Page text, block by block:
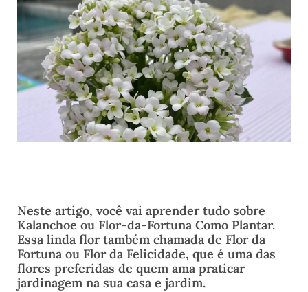
Neste artigo, você vai aprender tudo sobre
Kalanchoe ou Flor-da-Fortuna Como Plantar.
Essa linda flor também chamada de Flor da
Fortuna ou Flor da Felicidade, que é uma das
flores preferidas de quem ama praticar
jardinagem na sua casa e jardim.